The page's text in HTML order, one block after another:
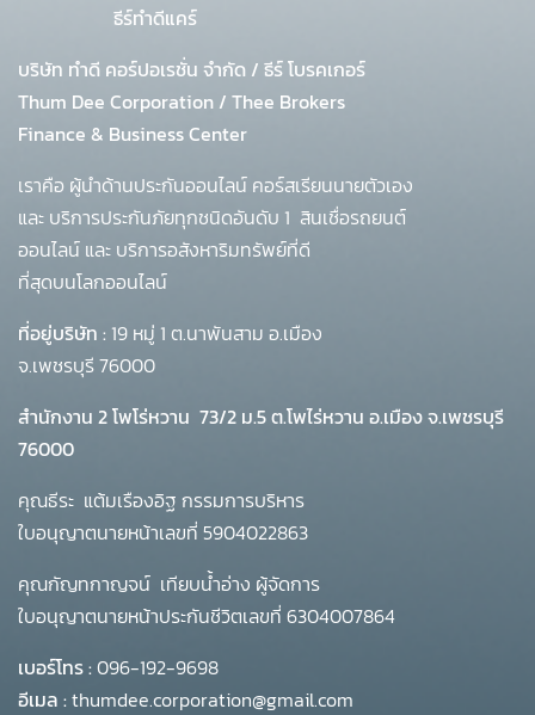
ธีร์ทำดีแคร์
บริษัท ทำดี คอร์ปอเรชั่น จำกัด / ธีร์ โบรคเกอร์
Thum Dee Corporation / Thee Brokers
Finance & Business Center
เราคือ ผู้นำด้านประกันออนไลน์ คอร์สเรียนนายตัวเอง
และ บริการประกันภัยทุกชนิดอันดับ 1 สินเชื่อรถยนต์
ออนไลน์ และ บริการอสังหาริมทรัพย์ที่ดี
ที่สุดบนโลกออนไลน์
ที่อยู่บริษัท : 19 หมู่ 1 ต.นาพันสาม อ.เมือง
จ.เพชรบุรี 76000
สำนักงาน 2 โพโร่หวาน 73/2 ม.5 ต.โพไร่หวาน อ.เมือง จ.เพชรบุรี
76000
คุณธีระ แต้มเรืองอิฐ กรรมการบริหาร
ใบอนุญาตนายหน้าเลขที่ 5904022863
คุณกัญทกาญจน์ เทียบน้ำอ่าง ผู้จัดการ
ใบอนุญาตนายหน้าประกันชีวิตเลขที่ 6304007864
เบอร์โทร :096-192-9698
อีเมล :thumdee.corporation@gmail.com